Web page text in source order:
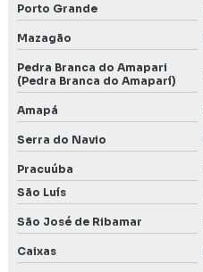
Porto Grande
Mazagão
Pedra Branca do Amapari
(Pedra Branca do Amaparí)
Amapá
Serra do Navio
Pracuúba
São Luís
São José de Ribamar
Caixas